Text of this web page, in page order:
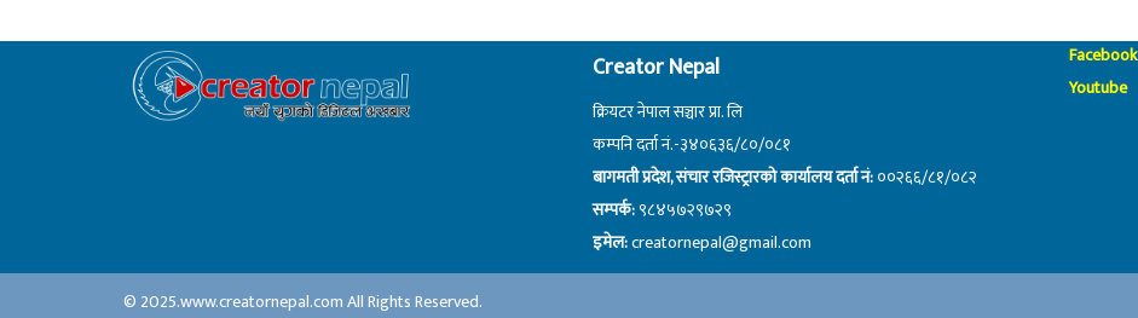
Creator Nepal
क्रियटर नेपाल सञ्चार प्रा. लि
कम्पनि दर्ता नं.-३४०६३६/८०/०८१
बागमती प्रदेश, संचार रजिस्ट्रारको कार्यालय दर्ता नं:००२६६/८१/०८२
सम्पर्क:९८४५७२९७२९
इमेल:creatornepal@gmail.com
Facebook
Youtube
© 2025.www.creatornepal.com All Rights Reserved.